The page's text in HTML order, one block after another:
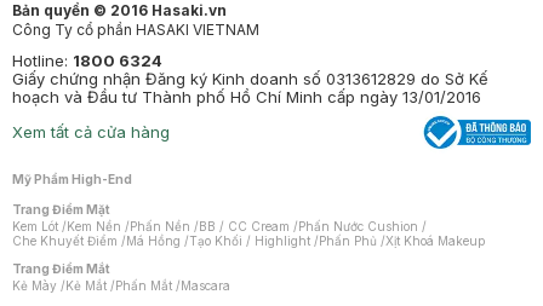
Bản quyền © 2016 Hasaki.vn
Công Ty cổ phần HASAKI VIETNAM
Hotline: 1800 6324
Giấy chứng nhận Đăng ký Kinh doanh số 0313612829 do Sở Kế
hoạch và Đầu tư Thành phố Hồ Chí Minh cấp ngày 13/01/2016
Xem tất cả cửa hàng
Mỹ Phẩm High-End
Trang Điểm Mặt
Kem Lót /Kem Nền /Phấn Nền /BB / CC Cream /Phấn Nước Cushion /
Che Khuyết Điểm /Má Hồng /Tạo Khối / Highlight /Phấn Phủ /Xịt Khoá Makeup
Trang Điểm Mắt
Kẻ Mày /Kẻ Mắt /Phấn Mắt /Mascara